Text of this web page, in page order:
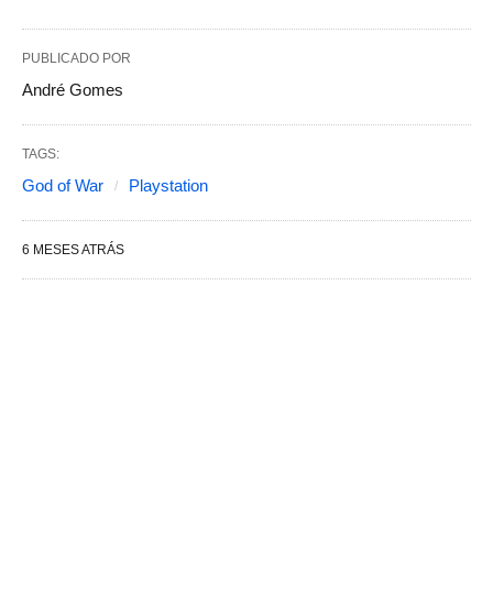
PUBLICADO POR
André Gomes
TAGS:
God of War Playstation
6 MESES ATRÁS